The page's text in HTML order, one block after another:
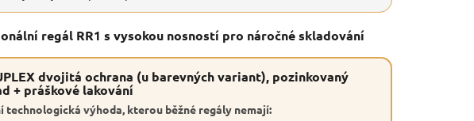
regál RR1 s vysokou nosností pro náročné skladování
dvojitá ochrana (u barevných variant), pozinkovaný
+ práškové lakování
technologická výhoda, kterou běžné regály nemají: